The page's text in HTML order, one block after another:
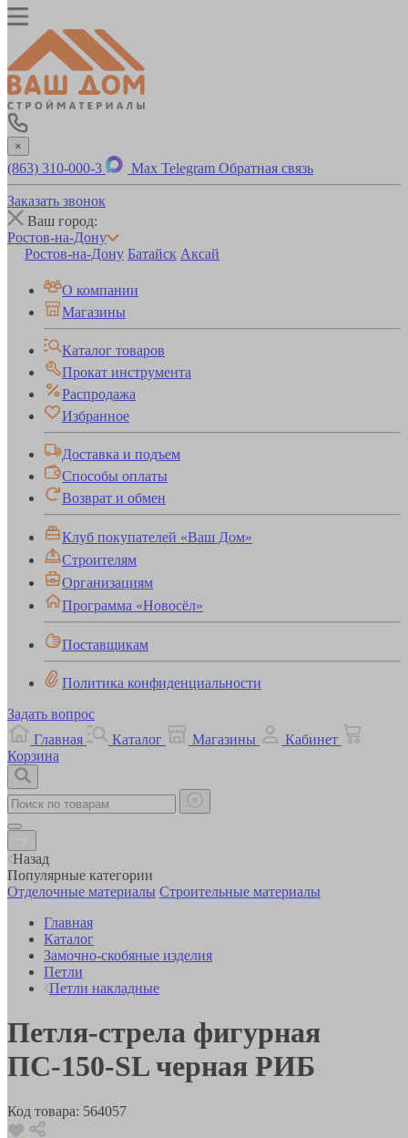
×
(863) 310-000-3 Max Telegram Обратная связь
Заказать звонок
Ваш город:
Ростов-на-Дону
Ростов-на-Дону Батайск Аксай
О компании
Магазины
Каталог товаров
Прокат инструмента
Распродажа
Избранное
Доставка и подъем
Способы оплаты
Возврат и обмен
Клуб покупателей «Ваш Дом»
Строителям
Организациям
Программа «Новосёл»
Поставщикам
Политика конфиденциальности
Задать вопрос
Главная
Каталог Магазины
Кабинет
Корзина
Назад
Популярные категории
Отделочные материалы Строительные материалы
Главная
Каталог
Замочно-скобяные изделия
Петли
Петли накладные
Петля-стрела фигурная
ПС-150-SL черная РИБ
Код товара: 564057